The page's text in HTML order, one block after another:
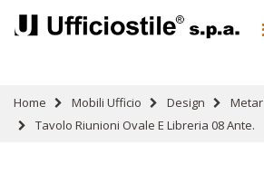
Home Mobili Ufficio Design
Metar
Tavolo Riunioni Ovale E Libreria 08 Ante.